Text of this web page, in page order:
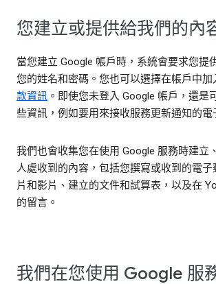
您建立或提供給我們的內
當您建立 Google 帳戶時，系統會要求您提
您的姓名和密碼。您也可以選擇在帳戶中加
款資訊 。即使您未登入 Google 帳戶，還是
些資訊，例如要用來接收服務更新通知的電
我們也會收集您在使用 Google 服務時建立
人處收到的內容，包括您撰寫或收到的電子
片和影片、建立的文件和試算表，以及在
的留言。
我們在您使用 Google 服